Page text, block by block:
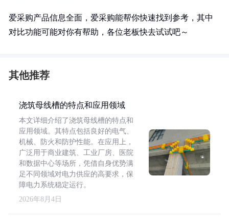
爱采购产品信息全面，爱采购能帮你快速找到参考，其中
对比功能可能对你有帮助，各位老板快去试试吧～
其他推荐
浇筑母线槽的特点和应用领域
本文详细介绍了浇筑母线槽的特点和
应用领域。其特点包括良好的电气、
机械、防火和防护性能。在应用上，
广泛用于商业建筑、工业厂房、医院
和数据中心等场所，凭借自身优势满
足不同领域对电力供应的高要求，保
障电力系统稳定运行。
2026年8月4日